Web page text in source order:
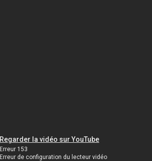
Regarder la vidéo sur YouTube
Erreur 153
Erreur de configuration du lecteur vidéo